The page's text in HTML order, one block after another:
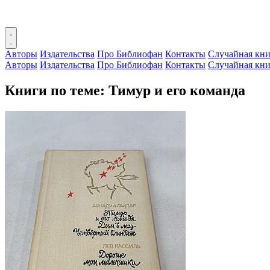
Авторы Издательства Про Библиофан Контакты Случайная
Авторы Издательства Про Библиофан Контакты Случайная
Книги по теме: Тимур и его команда